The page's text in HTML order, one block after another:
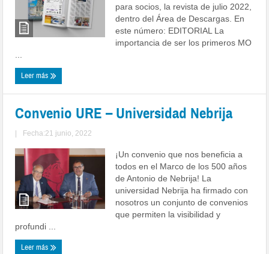
para socios, la revista de julio 2022,
dentro del Área de Descargas. En
este número: EDITORIAL La
importancia de ser los primeros MO
Leer más
Convenio URE – Universidad Nebrija
| Fecha:21 junio, 2022
¡Un convenio que nos beneficia a
todos en el Marco de los 500 años
de Antonio de Nebrija! La
universidad Nebrija ha firmado con
nosotros un conjunto de convenios
que permiten la visibilidad y
profundi ...
Leer más